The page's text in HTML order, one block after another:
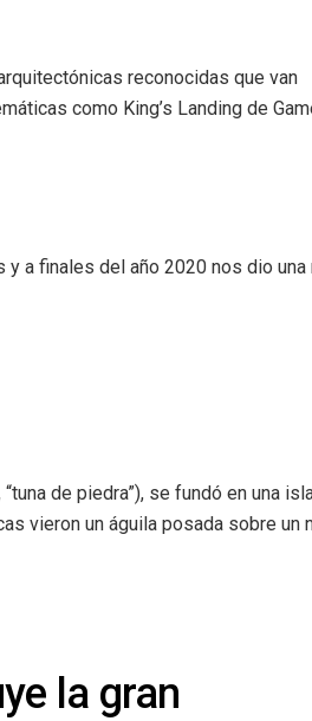
reconocidas que van
como King’s Landing de
a finales del año 2020 nos dio una
de piedra”), se fundó en una
vieron un águila posada sobre un
la gran